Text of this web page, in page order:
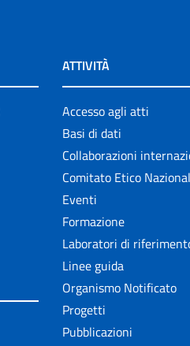
ATTIVITÀ
Accesso agli atti
Basi di dati
Collaborazioni
Comitato Etico
Eventi
Formazione
Laboratori di
Linee guida
Organismo Notificato
Progetti
Pubblicazioni